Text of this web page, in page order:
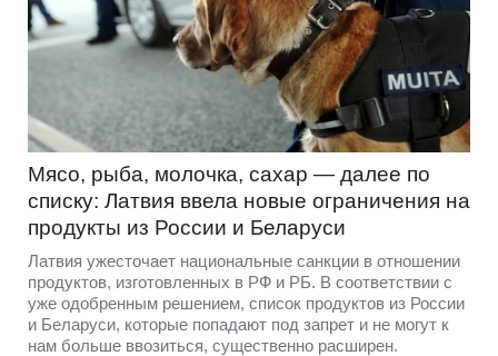
Мясо, рыба, молочка, сахар — далее по
списку: Латвия ввела новые ограничения на
продукты из России и Беларуси
Латвия ужесточает национальные санкции в отношении
продуктов, изготовленных в РФ и РБ. В соответствии с
уже одобренным решением, список продуктов из России
и Беларуси, которые попадают под запрет и не могут к
нам больше ввозиться, существенно расширен.